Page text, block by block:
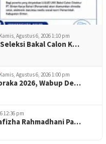
Kamis, Agustus 6, 2026 1:10 pm
Bakal Calon K…
Kamis, Agustus 6, 2026 1:00 pm
2026, Wabup De…
12:36 pm
Rahmadhani Pa…